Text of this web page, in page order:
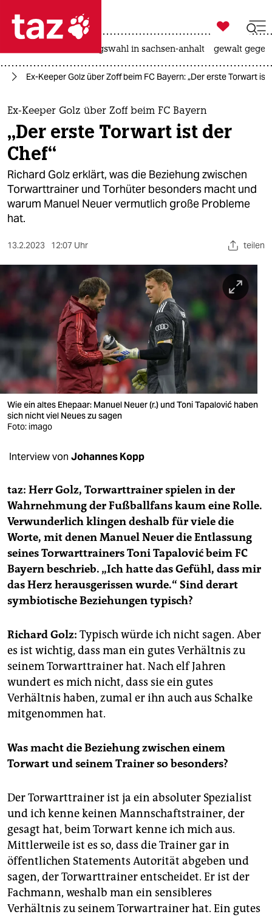
 taz zahl ich
taz zahl ich
themen
politik
öko
gesellschaft
kultur
sport
berlin
nord
wahrheit
verlag
verlag
veranstaltungen
shop
fragen & hilfe
abo
genossenschaft
epaper login

taz zahl ich
landtagswahl in sachsen-anhalt gewalt
Ex-Keeper Golz über Zoff beim FC Bayern: „Der erste Torwart ist
Ex-Keeper Golz über Zoff beim FC Bayern
„Der erste Torwart ist der
Chef“
Richard Golz erklärt, was die Beziehung zwischen
Torwarttrainer und Torhüter besonders macht und
warum Manuel Neuer vermutlich große Probleme
hat.
13.2.2023 12:07 Uhr teilen
Wie ein altes Ehepaar: Manuel Neuer (r.) und Toni Tapalović haben
sich nicht viel Neues zu sagen
Foto: imago
Interview von Johannes Kopp
taz: Herr Golz, Torwarttrainer spielen in der
Wahrnehmung der Fußballfans kaum eine Rolle.
Verwunderlich klingen deshalb für viele die
Worte, mit denen Manuel Neuer die Entlassung
seines Torwarttrainers Toni Tapalović beim FC
Bayern beschrieb. „Ich hatte das Gefühl, dass mir
das Herz herausgerissen wurde.“ Sind derart
symbiotische Beziehungen typisch?
Richard Golz: Typisch würde ich nicht sagen. Aber
es ist wichtig, dass man ein gutes Verhältnis zu
seinem Torwarttrainer hat. Nach elf Jahren
wundert es mich nicht, dass sie ein gutes
Verhältnis haben, zumal er ihn auch aus Schalke
mitgenommen hat.
Was macht die Beziehung zwischen einem
Torwart und seinem Trainer so besonders?
Der Torwarttrainer ist ja ein absoluter Spezialist
und ich kenne keinen Mannschaftstrainer, der
gesagt hat, beim Torwart kenne ich mich aus.
Mittlerweile ist es so, dass die Trainer gar in
öffentlichen Statements Autorität abgeben und
sagen, der Torwarttrainer entscheidet. Er ist der
Fachmann, weshalb man ein sensibleres
Verhältnis zu seinem Torwartrainer hat. Ein gutes